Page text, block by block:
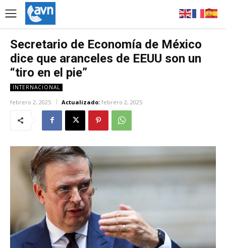
Secretario de Economía de México
dice que aranceles de EEUU son un
“tiro en el pie”
INTERNACIONAL
febrero 2, 2025 Actualizado: febrero 2, 2025